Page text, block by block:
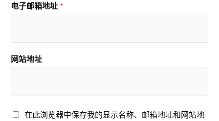
电子邮箱地址 *
网站地址
在此浏览器中保存我的显示名称、邮箱地址和网站地